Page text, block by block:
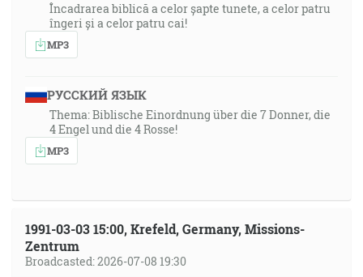
Încadrarea biblică a celor șapte tunete, a celor patru
îngeri și a celor patru cai!
MP3
РУССКИЙ ЯЗЫК
Thema: Biblische Einordnung über die 7 Donner, die
4 Engel und die 4 Rosse!
MP3
1991-03-03 15:00, Krefeld, Germany, Missions-
Zentrum
Broadcasted: 2026-07-08 19:30